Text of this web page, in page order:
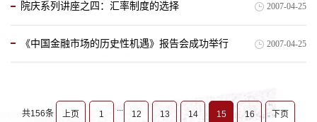
院庆系列讲座之四：汇率制度的选择 2007-04-25
《中国金融市场的历史性机遇》报告会成功举行 2007-04-25
共156条 上页 1 12 13 14 15 16 下页